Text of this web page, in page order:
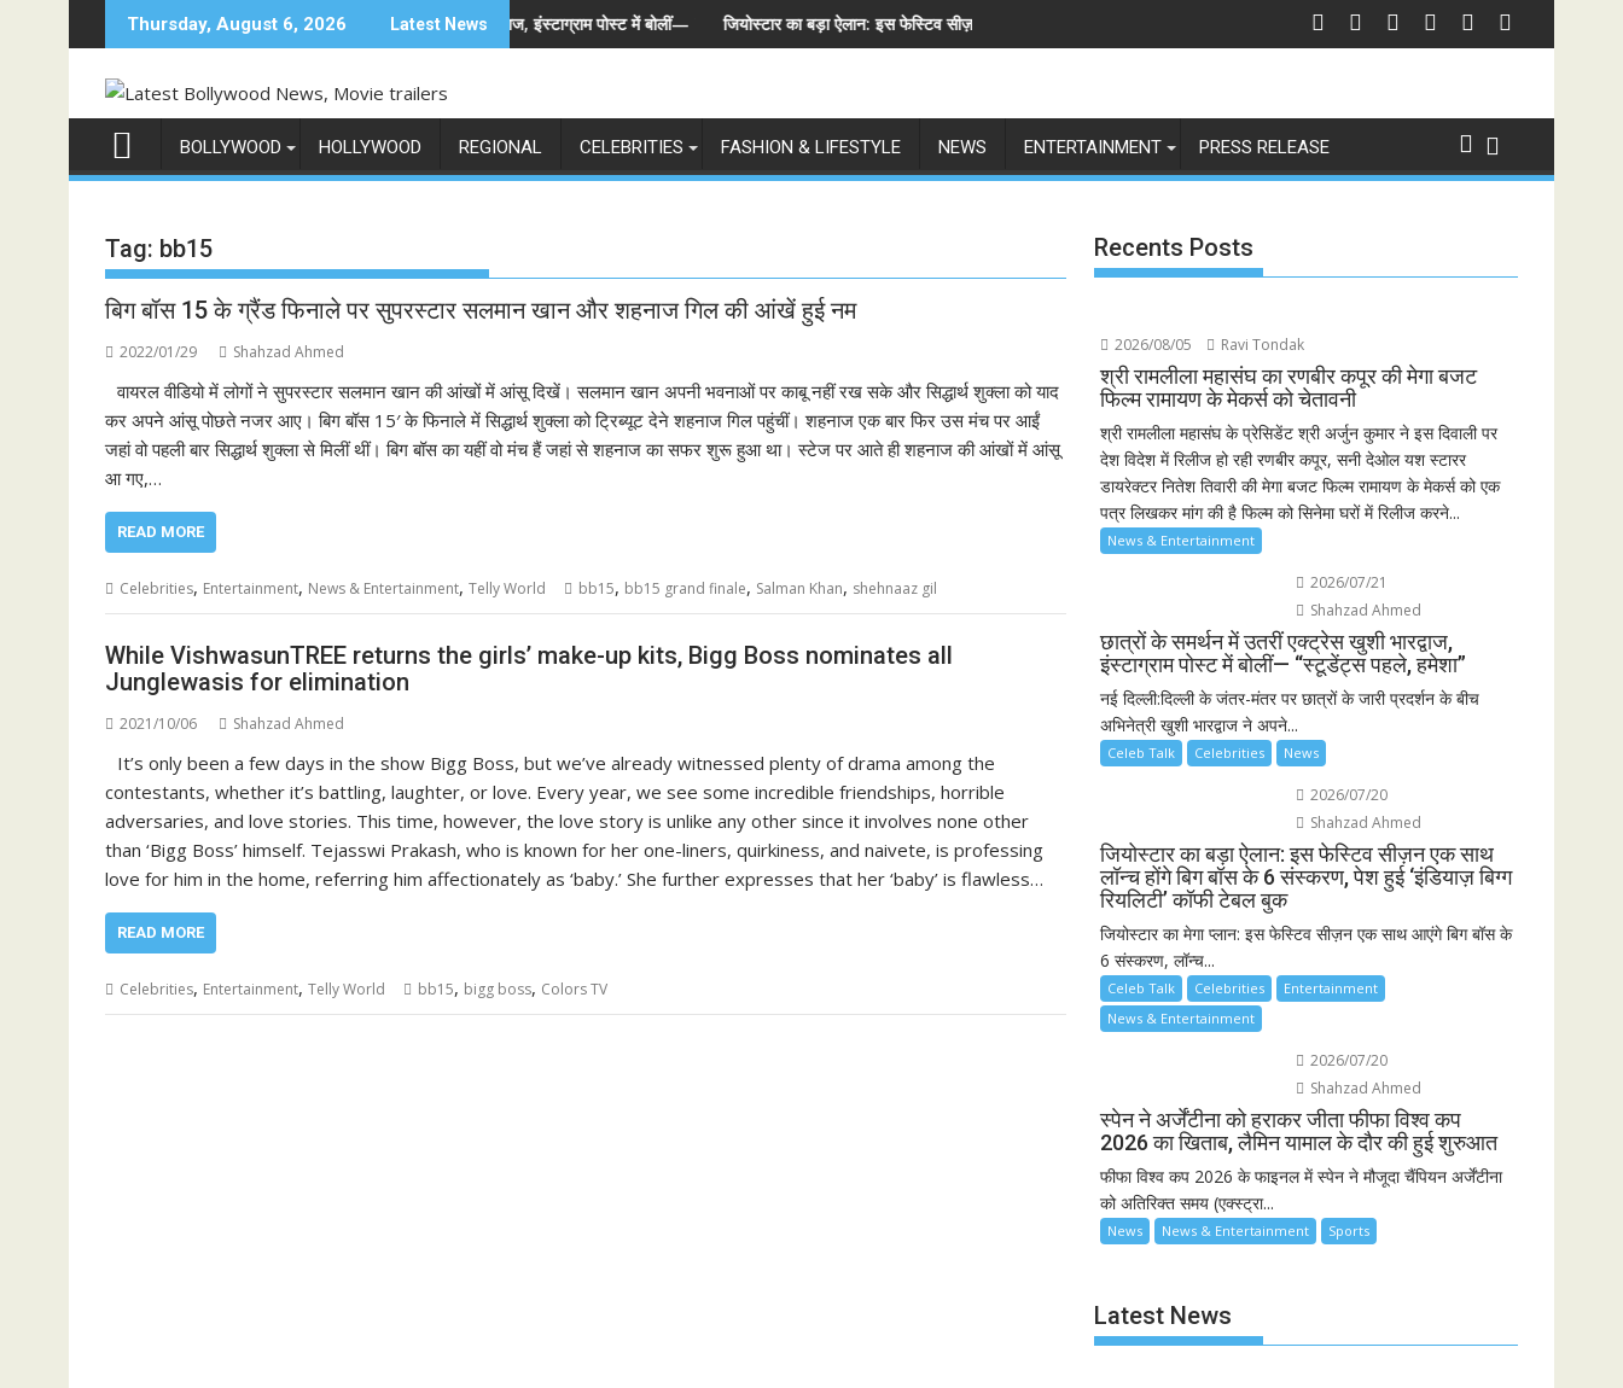
to
Thursday, August 6, 2026 Latest News
रामायण के मेकर्स को चेतावनीछात्रों के समर्थन में उतरीं एक्ट्रेस खुशी भारद्वाज, इंस्टाग्राम पोस्ट में बोलीं— "स्टूडेंट्स पहले, हमेशा"जियोस्टार का बड़ा ऐलान: इस फेस्टिव सीज़न एक साथ लॉन्च होंगे बिग बॉस के 6 संस्करण, पेश हुई 'इंडियाज़ बिग्ग रियलिटी' कॉफी टेबल बुक
स्पेन ने अर्जेंटीना को हराकर जीता फीफा विश्व कप 2026 का खिताब, लैमिन यामाल
BOLLYWOOD HOLLYWOOD REGIONAL CELEBRITIES FASHION & LIFESTYLE NEWS ENTERTAINMENT PRESS RELEASE
Tag: bb15
बिग बॉस 15 के ग्रैंड फिनाले पर सुपरस्टार सलमान खान और शहनाज गिल की आंखें हुई नम
2022/01/29 Shahzad Ahmed
वायरल वीडियो में लोगों ने सुपरस्टार सलमान खान की आंखों में आंसू दिखें। सलमान खान अपनी भवनाओं पर काबू नहीं रख सके और सिद्धार्थ शुक्ला को याद
कर अपने आंसू पोछते नजर आए। बिग बॉस 15′ के फिनाले में सिद्धार्थ शुक्ला को ट्रिब्यूट देने शहनाज गिल पहुंचीं। शहनाज एक बार फिर उस मंच पर आईं
जहां वो पहली बार सिद्धार्थ शुक्ला से मिलीं थीं। बिग बॉस का यहीं वो मंच हैं जहां से शहनाज का सफर शुरू हुआ था। स्टेज पर आते ही शहनाज की आंखों में आंसू
आ गए,…
READ MORE
Celebrities, Entertainment, News & Entertainment, Telly World bb15, bb15 grand finale, Salman Khan, shehnaaz gil
While VishwasunTREE returns the girls’ make-up kits, Bigg Boss nominates all
Junglewasis for elimination
2021/10/06 Shahzad Ahmed
It’s only been a few days in the show Bigg Boss, but we’ve already witnessed plenty of drama among the
contestants, whether it’s battling, laughter, or love. Every year, we see some incredible friendships, horrible
adversaries, and love stories. This time, however, the love story is unlike any other since it involves none other
than ‘Bigg Boss’ himself. Tejasswi Prakash, who is known for her one-liners, quirkiness, and naivete, is professing
love for him in the home, referring him affectionately as ‘baby.’ She further expresses that her ‘baby’ is flawless…
READ MORE
Celebrities, Entertainment, Telly World bb15, bigg boss, Colors TV
Recents Posts
2026/08/05 Ravi Tondak
श्री रामलीला महासंघ का रणबीर कपूर की मेगा बजट
फिल्म रामायण के मेकर्स को चेतावनी
श्री रामलीला महासंघ के प्रेसिडेंट श्री अर्जुन कुमार ने इस दिवाली पर
देश विदेश में रिलीज हो रही रणबीर कपूर, सनी देओल यश स्टारर
डायरेक्टर नितेश तिवारी की मेगा बजट फिल्म रामायण के मेकर्स को एक
पत्र लिखकर मांग की है फिल्म को सिनेमा घरों में रिलीज करने...
News & Entertainment
2026/07/21
Shahzad Ahmed
छात्रों के समर्थन में उतरीं एक्ट्रेस खुशी भारद्वाज,
इंस्टाग्राम पोस्ट में बोलीं— “स्टूडेंट्स पहले, हमेशा”
नई दिल्ली:दिल्ली के जंतर-मंतर पर छात्रों के जारी प्रदर्शन के बीच
अभिनेत्री खुशी भारद्वाज ने अपने...
Celeb Talk Celebrities News
2026/07/20
Shahzad Ahmed
जियोस्टार का बड़ा ऐलान: इस फेस्टिव सीज़न एक साथ
लॉन्च होंगे बिग बॉस के 6 संस्करण, पेश हुई ‘इंडियाज़ बिग्ग
रियलिटी’ कॉफी टेबल बुक
जियोस्टार का मेगा प्लान: इस फेस्टिव सीज़न एक साथ आएंगे बिग बॉस के
6 संस्करण, लॉन्च...
Celeb Talk Celebrities
Entertainment
News & Entertainment
2026/07/20
Shahzad Ahmed
स्पेन ने अर्जेंटीना को हराकर जीता फीफा विश्व कप
2026 का खिताब, लैमिन यामाल के दौर की हुई शुरुआत
फीफा विश्व कप 2026 के फाइनल में स्पेन ने मौजूदा चैंपियन अर्जेंटीना
को अतिरिक्त समय (एक्स्ट्रा...
News News & Entertainment Sports
Latest News